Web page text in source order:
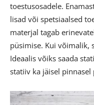
toestusosadele.
lisad või spetsiaalsed
materjal tagab
püsimise. Kui võimalik,
Ideaalis võiks saada
statiiv ka jäisel pinnasel